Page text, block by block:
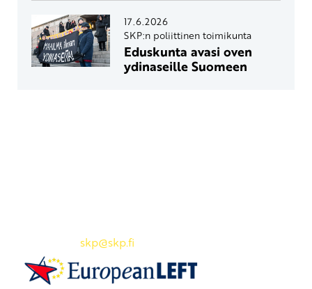
17.6.2026
SKP:n poliittinen toimikunta
Eduskunta avasi oven
ydinaseille Suomeen
skp@skp.fi